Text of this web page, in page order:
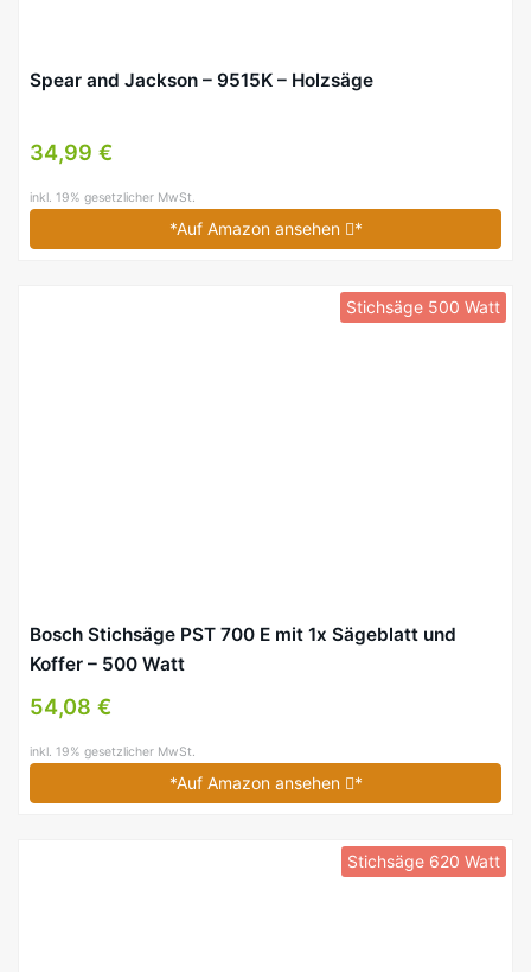
Spear and Jackson – 9515K – Holzsäge
34,99 €
inkl. 19% gesetzlicher MwSt.
*Auf Amazon ansehen *
Stichsäge 500 Watt
Bosch Stichsäge PST 700 E mit 1x Sägeblatt und
Koffer – 500 Watt
54,08 €
inkl. 19% gesetzlicher MwSt.
*Auf Amazon ansehen *
Stichsäge 620 Watt